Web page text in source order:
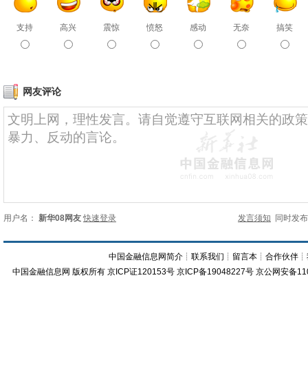
支持 高兴 震惊 愤怒 感动 无奈 搞笑
网友评论
用户名： 新华08网友 快速登录 发言须知 同时发
中国金融信息网简介 ┊联系我们 ┊ 留言本 ┊合作伙伴 ┊
中国金融信息网 版权所有 京ICP证120153号 京ICP备19048227号 京公网安备